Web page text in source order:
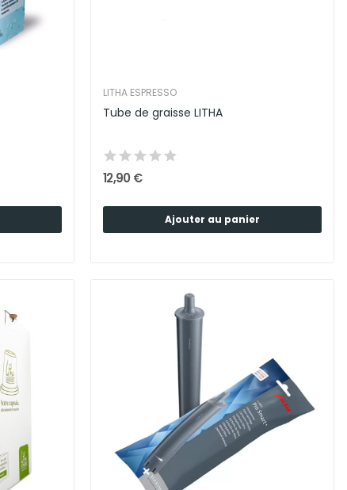
LITHA ESPRESSO
Tube de graisse LITHA
12,90 €
Ajouter au panier